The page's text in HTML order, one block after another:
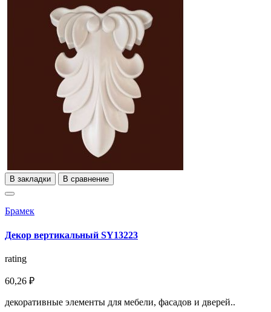
В закладки В сравнение
Брамек
Декор вертикальный SY13223
rating
60,26 ₽
декоративные элементы для мебели, фасадов и дверей..